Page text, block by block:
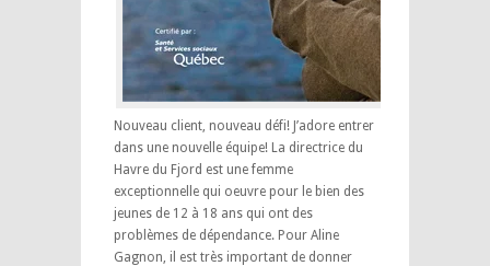
Nouveau client, nouveau défi! J’adore entrer
dans une nouvelle équipe! La directrice du
Havre du Fjord est une femme
exceptionnelle qui oeuvre pour le bien des
jeunes de 12 à 18 ans qui ont des
problèmes de dépendance. Pour Aline
Gagnon, il est très important de donner